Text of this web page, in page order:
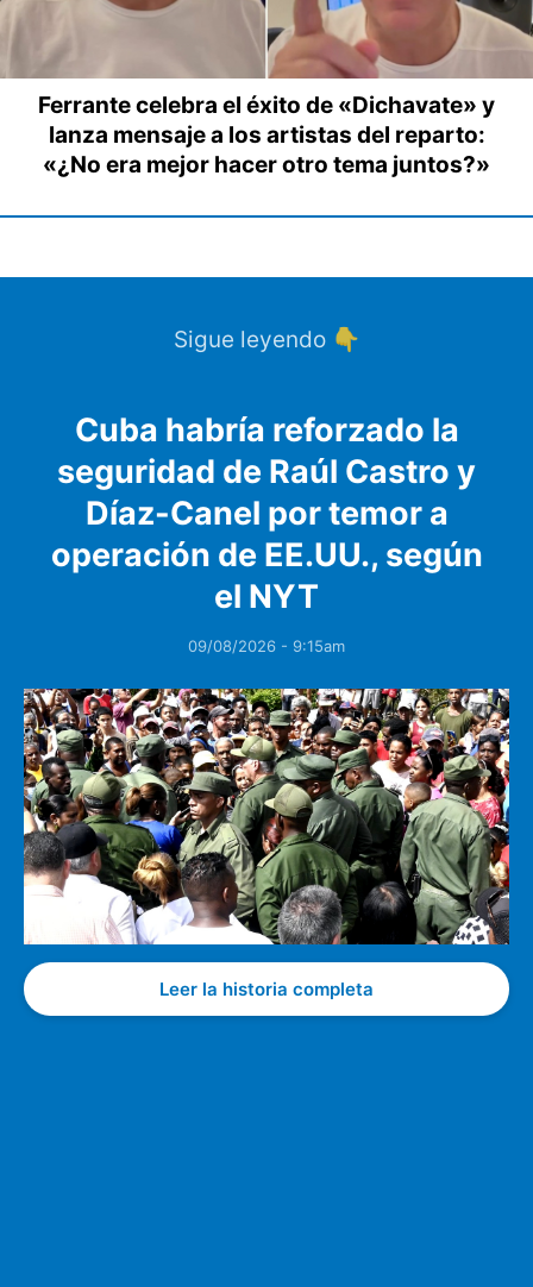
Ferrante celebra el éxito de «Dichavate» y
lanza mensaje a los artistas del reparto:
«¿No era mejor hacer otro tema juntos?»
Sigue leyendo 👇